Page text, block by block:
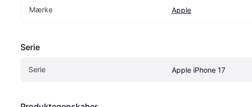
Mærke Apple
Serie
Serie Apple iPhone 17